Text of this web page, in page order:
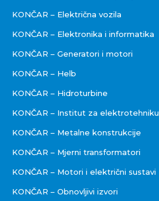
KONČAR – Električna vozila
KONČAR – Elektronika i informatika
KONČAR – Generatori i motori
KONČAR – Helb
KONČAR – Hidroturbine
KONČAR – Institut za elektrotehniku
KONČAR – Metalne konstrukcije
KONČAR – Mjerni transformatori
KONČAR – Motori i električni sustavi
KONČAR – Obnovljivi izvori